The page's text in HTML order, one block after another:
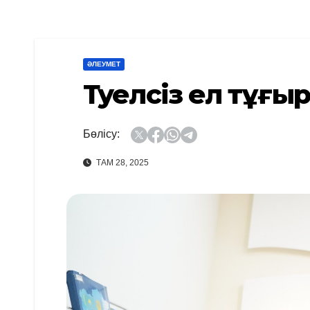
ӘЛЕУМЕТ
Тәуелсіз ел
Бөлісу:
ТАМ 28, 2025